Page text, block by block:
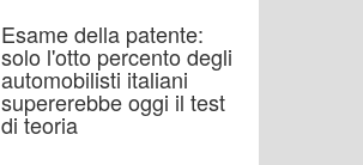
Esame della patente:
solo l'otto percento degli
automobilisti italiani
supererebbe oggi il test
di teoria